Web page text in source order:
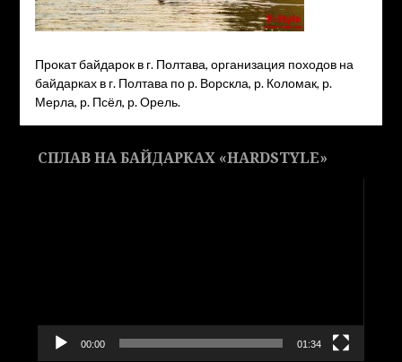
Прокат байдарок в г. Полтава, организация походов на
байдарках в г. Полтава по р. Ворскла, р. Коломак, р.
Мерла, р. Псёл, р. Орель.
СПЛАВ НА БАЙДАРКАХ «HARDSTYLE»
00:00 01:34